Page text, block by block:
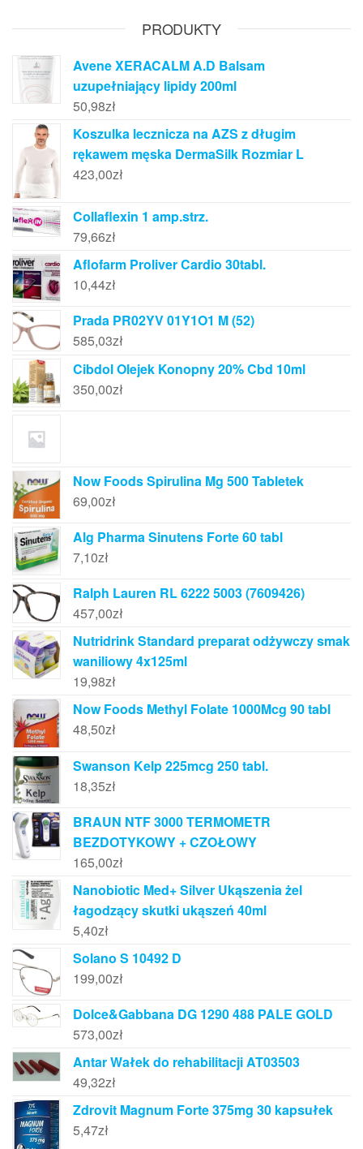
PRODUKTY
Avene XERACALM A.D Balsam
uzupełniający lipidy 200ml
50,98zł
Koszulka lecznicza na AZS z długim
rękawem męska DermaSilk Rozmiar L
423,00zł
Collaflexin 1 amp.strz.
79,66zł
Aflofarm Proliver Cardio 30tabl.
10,44zł
Prada PR02YV 01Y1O1 M (52)
585,03zł
Cibdol Olejek Konopny 20% Cbd 10ml
350,00zł
Now Foods Spirulina Mg 500 Tabletek
69,00zł
Alg Pharma Sinutens Forte 60 tabl
7,10zł
Ralph Lauren RL 6222 5003 (7609426)
457,00zł
Nutridrink Standard preparat odżywczy smak
waniliowy 4x125ml
19,98zł
Now Foods Methyl Folate 1000Mcg 90 tabl
48,50zł
Swanson Kelp 225mcg 250 tabl.
18,35zł
BRAUN NTF 3000 TERMOMETR
BEZDOTYKOWY + CZOŁOWY
165,00zł
Nanobiotic Med+ Silver Ukąszenia żel
łagodzący skutki ukąszeń 40ml
5,40zł
Solano S 10492 D
199,00zł
Dolce&Gabbana DG 1290 488 PALE GOLD
573,00zł
Antar Wałek do rehabilitacji AT03503
49,32zł
Zdrovit Magnum Forte 375mg 30 kapsułek
5,47zł